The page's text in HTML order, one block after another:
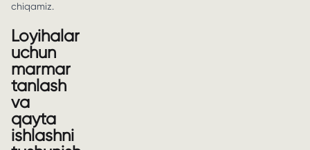
chiqamiz.
Loyihalar
uchun
marmar
tanlash
va
qayta
ishlashni